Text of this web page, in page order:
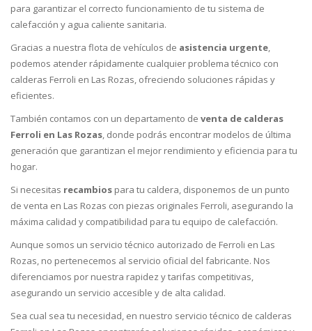
para garantizar el correcto funcionamiento de tu sistema de
calefacción y agua caliente sanitaria.
Gracias a nuestra flota de vehículos de asistencia urgente,
podemos atender rápidamente cualquier problema técnico con
calderas Ferroli en Las Rozas, ofreciendo soluciones rápidas y
eficientes.
También contamos con un departamento de venta de calderas
Ferroli en Las Rozas, donde podrás encontrar modelos de última
generación que garantizan el mejor rendimiento y eficiencia para tu
hogar.
Si necesitas recambios para tu caldera, disponemos de un punto
de venta en Las Rozas con piezas originales Ferroli, asegurando la
máxima calidad y compatibilidad para tu equipo de calefacción.
Aunque somos un servicio técnico autorizado de Ferroli en Las
Rozas, no pertenecemos al servicio oficial del fabricante. Nos
diferenciamos por nuestra rapidez y tarifas competitivas,
asegurando un servicio accesible y de alta calidad.
Sea cual sea tu necesidad, en nuestro servicio técnico de calderas